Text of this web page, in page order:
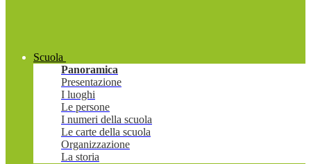
Scuola
Panoramica
Presentazione
I luoghi
Le persone
I numeri della scuola
Le carte della scuola
Organizzazione
La storia